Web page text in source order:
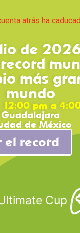
atrás ha
de
más
mundo
12:00 pm a
Guadalajara
de México
el record
Cup